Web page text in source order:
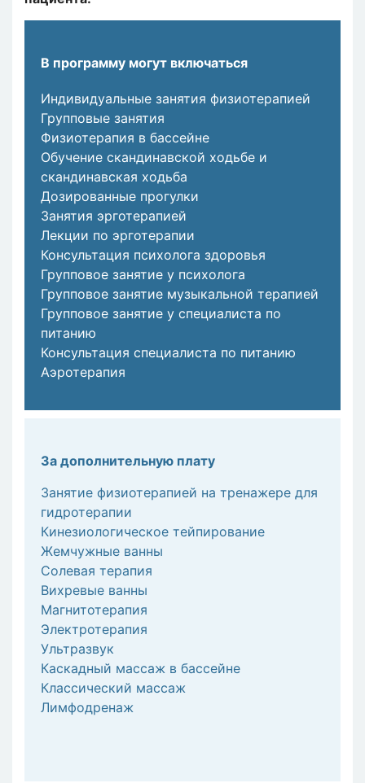
В программу могут включаться
Индивидуальные занятия физиотерапией
Групповые занятия
Физиотерапия в бассейне
Обучение скандинавской ходьбе и
скандинавская ходьба
Дозированные прогулки
Занятия эрготерапией
Лекции по эрготерапии
Консультация психолога здоровья
Групповое занятие у психолога
Групповое занятие музыкальной терапией
Групповое занятие у специалиста по
питанию
Консультация специалиста по питанию
Аэротерапия
За дополнительную плату
Занятие физиотерапией на тренажере для
гидротерапии
Кинезиологическое тейпирование
Жемчужные ванны
Солевая терапия
Вихревые ванны
Магнитотерапия
Электротерапия
Ультразвук
Каскадный массаж в бассейне
Классический массаж
Лимфодренаж